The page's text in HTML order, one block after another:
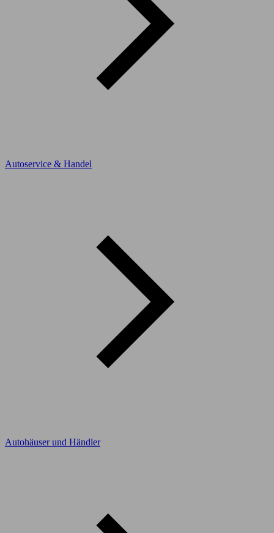
Autoservice & Handel
Autohäuser und Händler